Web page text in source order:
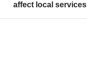
affect local services